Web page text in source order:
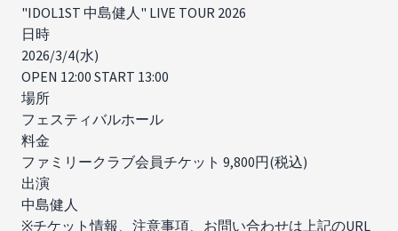
"IDOL1ST 中島健人" LIVE TOUR 2026
日時
2026/3/4(水)
OPEN 12:00 START 13:00
場所
フェスティバルホール
料金
ファミリークラブ会員チケット 9,800円(税込)
出演​
中島健人
※チケット情報、注意事項、お問い合わせは上記のURL